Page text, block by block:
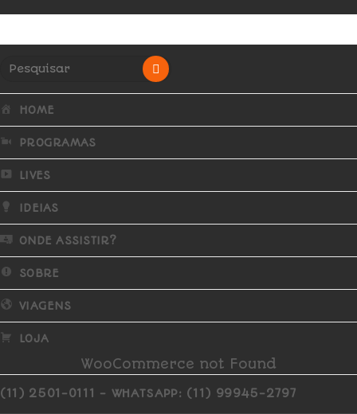
HOME
PROGRAMAS
LIVES
IDEIAS
ONDE ASSISTIR?
SOBRE
VIAGENS
LOJA
WooCommerce not Found
(11) 2501-0111 - WHATSAPP: (11) 99945-2797